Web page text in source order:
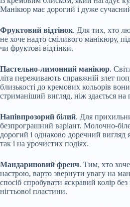
Манікюр має дорогий і дуже
Фруктовий відтінок. Для тих, хто
не хоче надто сміливого манікюру,
чи фруктові відтінки.
Пастельно-лимонний манікюр.
літа переживають справжній злет
близькості до кремових кольорів
стриманіший вигляд, ніж здається
Напівпрозорий білий. Для
безпрограшний варіант. Молочно-
дорогий і однаково доречний вигляд
так і на урочистих подіях.
Мандариновий френч. Тим, хто
настрою, варто звернути увагу на
спосіб спробувати яскравий колір
нігтьової пластини.